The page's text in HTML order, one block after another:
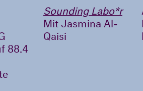
88.4
Sounding Labo*r
Mit Jasmina Al-
Qaisi